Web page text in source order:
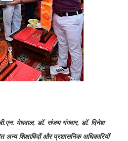
मेघवाल, डॉ. संजय गंगवार, डॉ. दिनेश
अन्य शिक्षाविदों और प्रशासनिक अधिकारियों